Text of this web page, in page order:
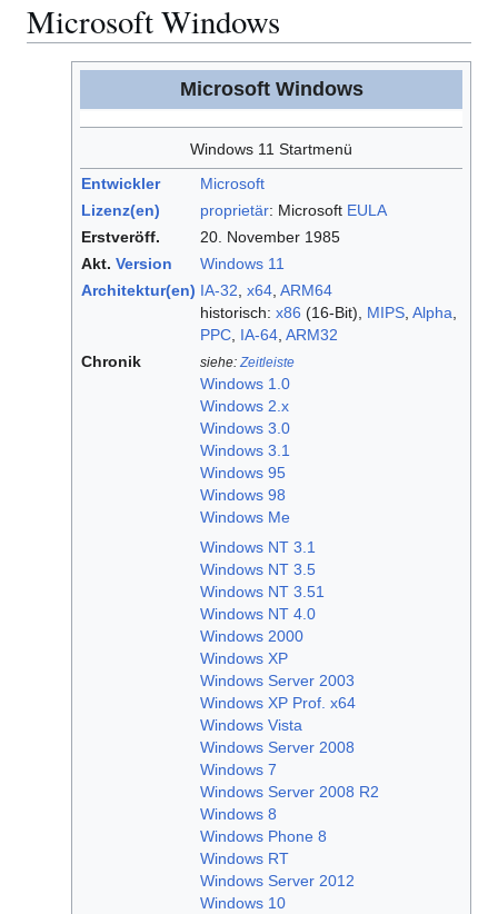
Microsoft Windows
Microsoft Windows
Windows 11 Startmenü
Entwickler
Microsoft
Lizenz(en)
proprietär: Microsoft EULA
Erstveröff.
20. November 1985
Akt. Version
Windows 11
Architektur(en) IA-32 x64 ARM64
historisch: x86 (16-Bit), MIPS Alpha
PPC IA-64 ARM32
Chronik
siehe:Zeitleiste
Windows 1.0
Windows 2.x
Windows 3.0
Windows 3.1
Windows 95
Windows 98
Windows Me
Windows NT 3.1
Windows NT 3.5
Windows NT 3.51
Windows NT 4.0
Windows 2000
Windows XP
Windows Server 2003
Windows XP Prof. x64
Windows Vista
Windows Server 2008
Windows 7
Windows Server 2008 R2
Windows 8
Windows Phone 8
Windows RT
Windows Server 2012
Windows 10